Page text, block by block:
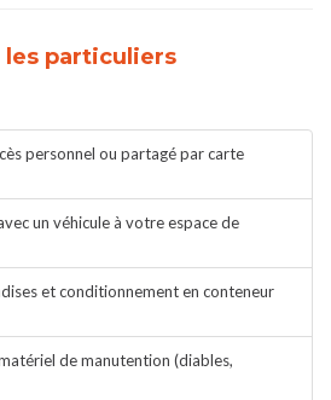
les particuliers
personnel ou partagé par carte
un véhicule à votre espace de
et conditionnement en conteneur
de manutention (diables,